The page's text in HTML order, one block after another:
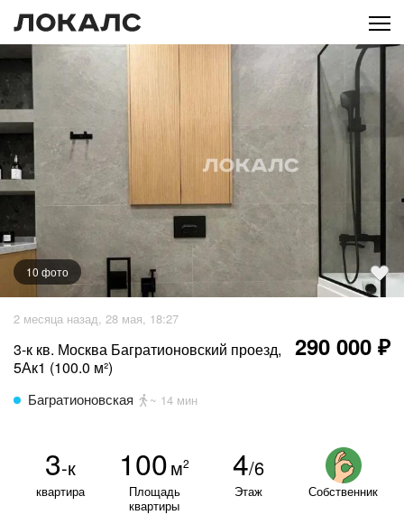
10 фото
2 месяца назад, 28 мая, 18:27
3-к кв. Москва Багратионовский проезд,
5Ак1 (100.0 м²)
290 000 ₽
Багратионовская ~ 14 мин
3-к
квартира
100м2
Площадь
квартиры
4/6
Этаж Собственник